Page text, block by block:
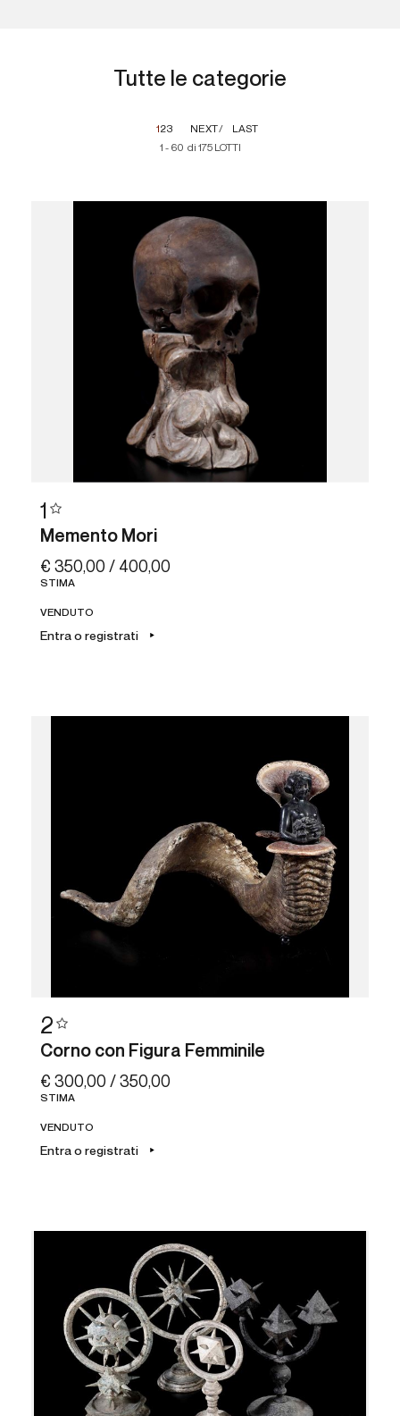
Tutte le categorie
1 - 60 di 175 LOTTI
123 NEXT LAST
1
Memento Mori
€ 350,00 / 400,00
STIMA
VENDUTO
Entra o registrati
2
Corno con Figura Femminile
€ 300,00 / 350,00
STIMA
VENDUTO
Entra o registrati